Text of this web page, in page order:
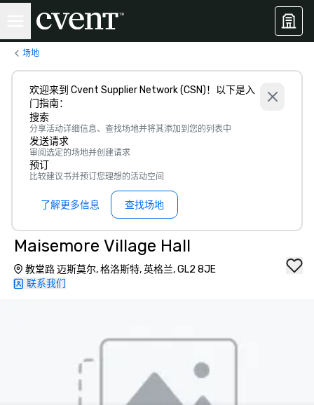
场地
欢迎来到 Cvent Supplier Network (CSN)！以下是入
门指南：
搜索
分享活动详细信息、查找场地并将其添加到您的列表中
发送请求
审阅选定的场地并创建请求
预订
比较建议书并预订您理想的活动空间
了解更多信息 查找场地
Maisemore Village Hall
教堂路 迈斯莫尔, 格洛斯特, 英格兰, GL2 8JE
联系我们